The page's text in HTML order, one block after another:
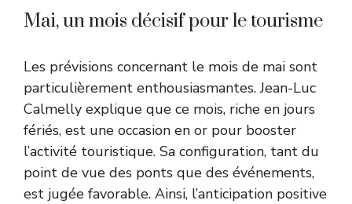
Mai, un mois décisif pour le tourisme
Les prévisions concernant le mois de mai sont
particulièrement enthousiasmantes. Jean-Luc
Calmelly explique que ce mois, riche en jours
fériés, est une occasion en or pour booster
l’activité touristique. Sa configuration, tant du
point de vue des ponts que des événements,
est jugée favorable. Ainsi, l’anticipation positive